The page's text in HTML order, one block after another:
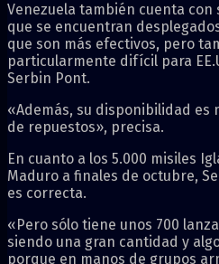
Venezuela también cuenta con
que se encuentran
que son más efectivos, pero
particularmente difícil para
Serbin Pont.
«Además, su disponibilidad es
de repuestos», precisa.
En cuanto a los 5.000 misiles
Maduro a finales de octubre,
es correcta.
«Pero sólo tiene unos 700
siendo una gran cantidad y
porque en manos de grupos